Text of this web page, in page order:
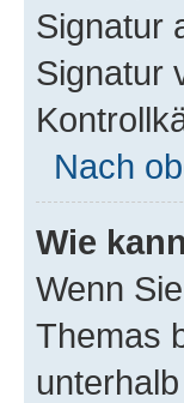
Signatur
Signatur
Nach
Wie
Wenn
Themas